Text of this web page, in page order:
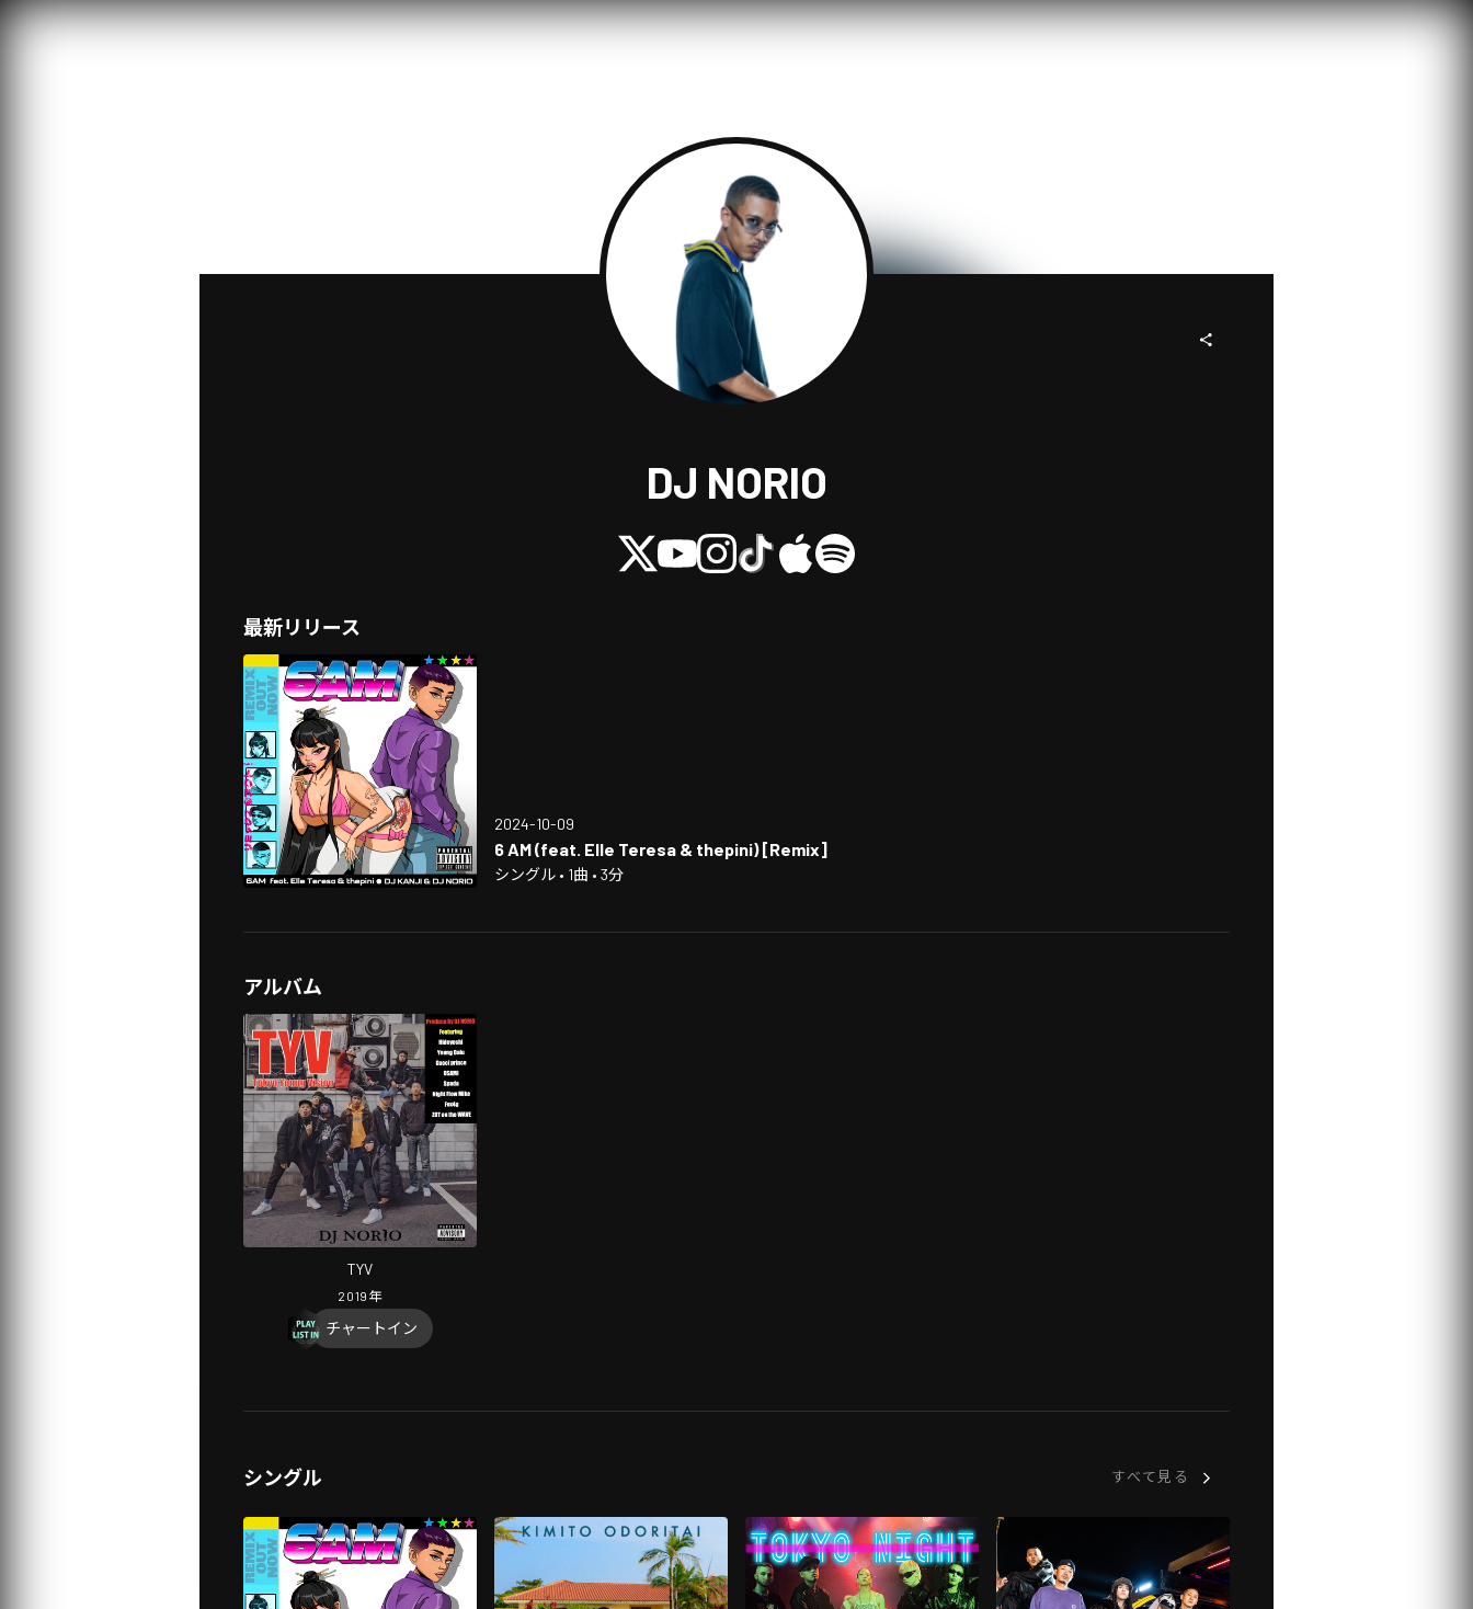
DJ NORIO
最新リリース
2024-10-09
6 AM (feat. Elle Teresa & thepini) [Remix]
シングル • 1曲 • 3分
アルバム
TYV
2019 年
チャートイン
シングル すべて見る